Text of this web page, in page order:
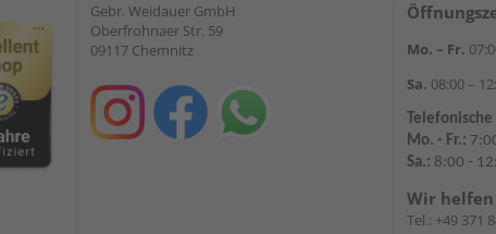
Gebr. Weidauer GmbH
Oberfrohnaer Str. 59
09117 Chemnitz
Mo. – Fr.
Sa. 08:00 –
Mo. - Fr.:
Sa.: 8:00 -
Wir
Tel.: +49 371